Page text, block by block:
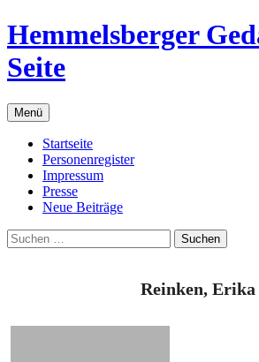
Zum
Inhalt
springen
Hemmelsberger
Seite
Menü
Startseite
Personenregister
Impressum
Presse
Neue Beiträge
Suchen
nach:
Reinken, Erika